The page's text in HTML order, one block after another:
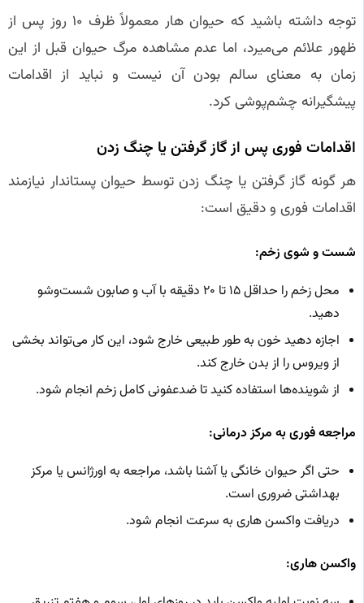
توجه داشته باشید که حیوان هار معمولاً ظرف ۱۰ روز پس از
ظهور علائم می‌میرد، اما عدم مشاهده مرگ حیوان قبل از این
زمان به معنای سالم بودن آن نیست و نباید از اقدامات
پیشگیرانه چشم‌پوشی کرد.
اقدامات فوری پس از گاز گرفتن یا چنگ زدن
هر گونه گاز گرفتن یا چنگ زدن توسط حیوان پستاندار نیازمند
اقدامات فوری و دقیق است:
شست‌ و شوی زخم:
محل زخم را حداقل ۱۵ تا ۲۰ دقیقه با آب و صابون شست‌وشو
دهید.
اجازه دهید خون به طور طبیعی خارج شود، این کار می‌تواند بخشی
از ویروس را از بدن خارج کند.
از شوینده‌ها استفاده کنید تا ضدعفونی کامل زخم انجام شود.
مراجعه فوری به مرکز درمانی:
حتی اگر حیوان خانگی یا آشنا باشد، مراجعه به اورژانس یا مرکز
بهداشتی ضروری است.
دریافت واکسن هاری به سرعت انجام شود.
واکسن هاری: